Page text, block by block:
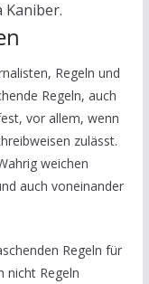
Regeln und
Regeln, auch
vor allem, wenn
zulässt.
weichen
auch voneinander
Regeln für
nicht Regeln